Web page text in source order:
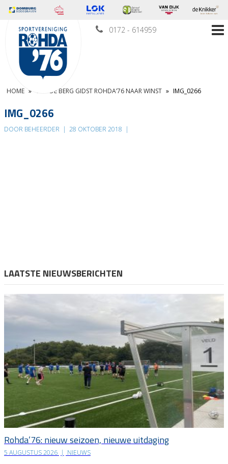
0172 - 614959
HOME » VAN DE BERG GIDST ROHDA’76 NAAR WINST » IMG_0266
IMG_0266
DOOR BEHEERDER | 28 OKTOBER 2018 |
LAATSTE NIEUWSBERICHTEN
Rohda’76: nieuw seizoen, nieuwe uitdaging
5 AUGUSTUS 2026 | NIEUWS